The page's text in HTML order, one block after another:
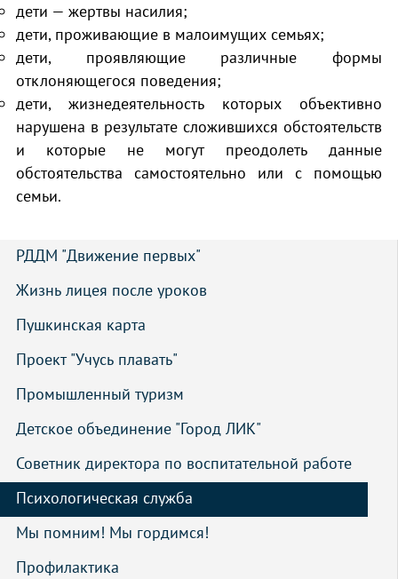
РДДМ "Движение первых"
Жизнь лицея после уроков
Пушкинская карта
Проект "Учусь плавать"
Промышленный туризм
Детское объединение "Город ЛИК"
Советник директора по воспитательной работе
Психологическая служба
Мы помним! Мы гордимся!
Профилактика
дети — жертвы насилия;
дети, проживающие в малоимущих семьях;
дети, проявляющие различные формы
отклоняющегося поведения;
дети, жизнедеятельность которых объективно
нарушена в результате сложившихся обстоятельств
и которые не могут преодолеть данные
обстоятельства самостоятельно или с помощью
семьи.